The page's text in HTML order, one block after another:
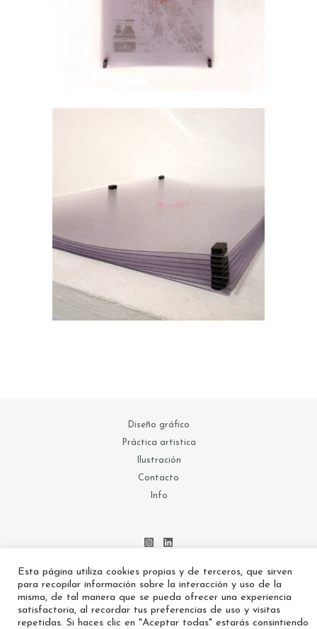
Diseño gráfico
Práctica artistica
Ilustración
Contacto
Info
Política de Cookies
Política de privacidad
Esta página utiliza cookies propias y de terceros, que sirven
para recopilar información sobre la interacción y uso de la
misma, de tal manera que se pueda ofrecer una experiencia
satisfactoria, al recordar tus preferencias de uso y visitas
repetidas. Si haces clic en "Aceptar todas" estarás consintiendo